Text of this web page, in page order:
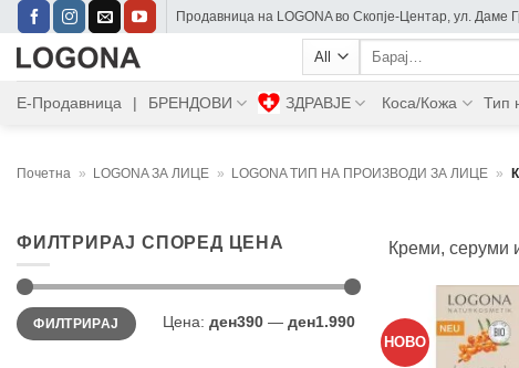
Skip
content
Прoдавница на LOGONA во Скопје-Центар, ул. Даме
Барај:
Е-Продавница | БРЕНДОВИ ЗДРАВЈЕ Коса/Кожа Тип
Почетна » LOGONA ЗА ЛИЦЕ » LOGONA ТИП НА ПРОИЗВОДИ ЗА ЛИЦЕ »
ФИЛТРИРАЈ СПОРЕД ЦЕНА
Мин.
цена
Максимална
ценаФИЛТРИРАЈ Цена: ден390 — ден1.990
Креми, серуми
НОВО